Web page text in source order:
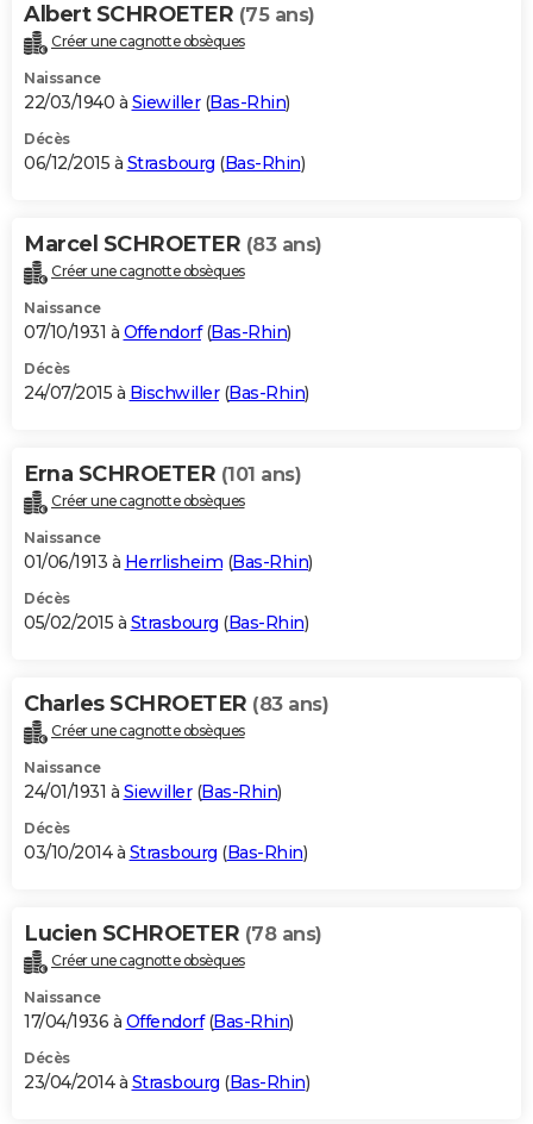
Albert SCHROETER (75 ans)
Créer une cagnotte obsèques
Naissance
22/03/1940 à Siewiller(Bas-Rhin)
Décès
06/12/2015 à Strasbourg (Bas-Rhin)
Marcel SCHROETER (83 ans)
Créer une cagnotte obsèques
Naissance
07/10/1931 à Offendorf(Bas-Rhin)
Décès
24/07/2015 à Bischwiller(Bas-Rhin)
Erna SCHROETER (101 ans)
Créer une cagnotte obsèques
Naissance
01/06/1913 à Herrlisheim (Bas-Rhin)
Décès
05/02/2015 à Strasbourg (Bas-Rhin)
Charles SCHROETER (83 ans)
Créer une cagnotte obsèques
Naissance
24/01/1931 à Siewiller(Bas-Rhin)
Décès
03/10/2014 à Strasbourg (Bas-Rhin)
Lucien SCHROETER (78 ans)
Créer une cagnotte obsèques
Naissance
17/04/1936 à Offendorf(Bas-Rhin)
Décès
23/04/2014 à Strasbourg (Bas-Rhin)